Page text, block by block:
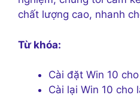
chất lượng cao, nhanh
Từ khóa:
Cài đặt Win 10
Cài lại Win 10 cho